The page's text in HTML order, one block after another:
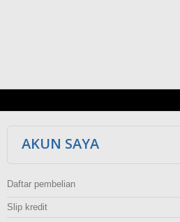
AKUN SAYA
Daftar pembelian
Slip kredit